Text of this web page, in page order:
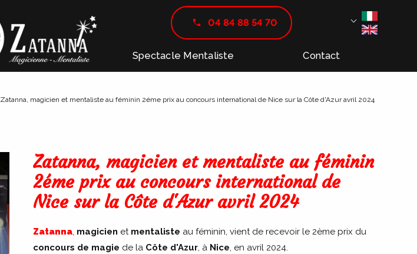
04 84 88 54 70 Select
Spectacle Mentaliste Contact
Zatanna, magicien et mentaliste au féminin 2éme prix au concours international de Nice sur la Côte d'Azur avril 2024
Zatanna, magicien et mentaliste au féminin
2éme prix au concours international de
Nice sur la Côte d'Azur avril 2024
Zatanna, magicien et mentaliste au féminin, vient de recevoir le 2ème prix du
concours de magie de la Côte d'Azur, à Nice, en avril 2024.